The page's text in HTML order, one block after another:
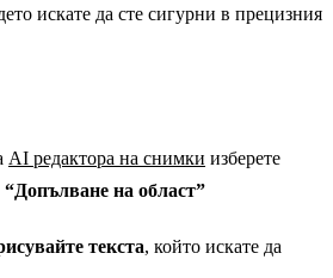
искате да сте сигурни в прецизния
AI редактора на снимки изберете
“Допълване на област”
текста, който искате да